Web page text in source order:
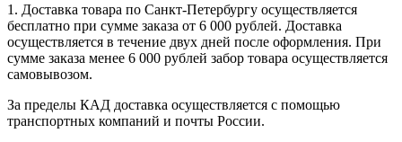
1. Доставка товара по Санкт-Петербургу осуществляется
бесплатно при сумме заказа от 6 000 рублей. Доставка
осуществляется в течение двух дней после оформления. При
сумме заказа менее 6 000 рублей забор товара осуществляется
самовывозом.
За пределы КАД доставка осуществляется с помощью
транспортных компаний и почты России.